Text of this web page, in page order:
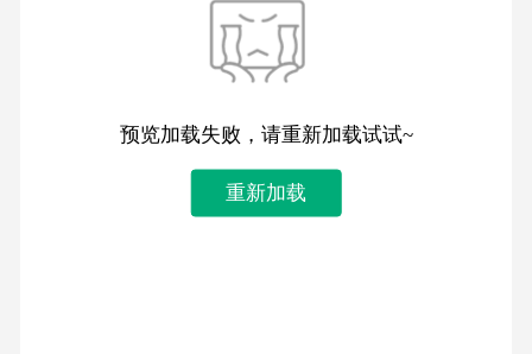
预览加载失败，请重新加载试试~
重新加载